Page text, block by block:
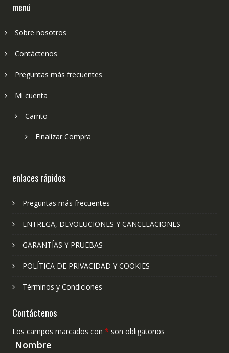
menú
Sobre nosotros
Contáctenos
Preguntas más frecuentes
Mi cuenta
Carrito
Finalizar Compra
enlaces rápidos
Preguntas más frecuentes
ENTREGA, DEVOLUCIONES Y CANCELACIONES
GARANTÍAS Y PRUEBAS
POLÍTICA DE PRIVACIDAD Y COOKIES
Términos y Condiciones
Contáctenos
Los campos marcados con * son obligatorios
Nombre